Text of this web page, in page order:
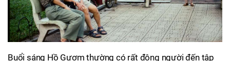
Buổi sáng Hồ Gươm thường có rất đông người đến tập